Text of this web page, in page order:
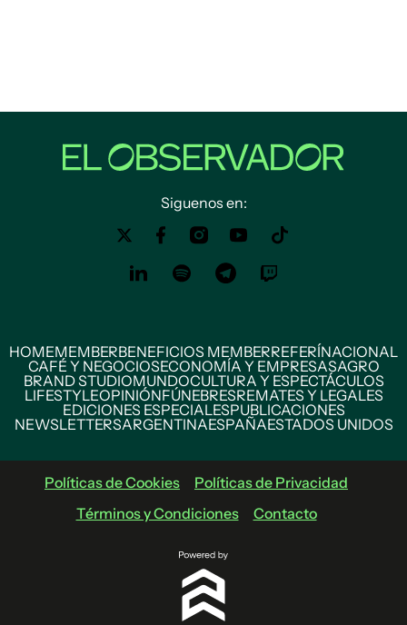
Siguenos en:
HOMEMEMBERBENEFICIOS MEMBERREFERÍNACIONAL
CAFÉ Y NEGOCIOSECONOMÍA Y EMPRESASAGRO
BRAND STUDIOMUNDOCULTURA Y ESPECTÁCULOS
LIFESTYLEOPINIÓNFÚNEBRESREMATES Y LEGALES
EDICIONES ESPECIALESPUBLICACIONES
NEWSLETTERSARGENTINAESPAÑAESTADOS UNIDOS
Políticas de Cookies
Políticas de Privacidad
Términos y Condiciones
Contacto